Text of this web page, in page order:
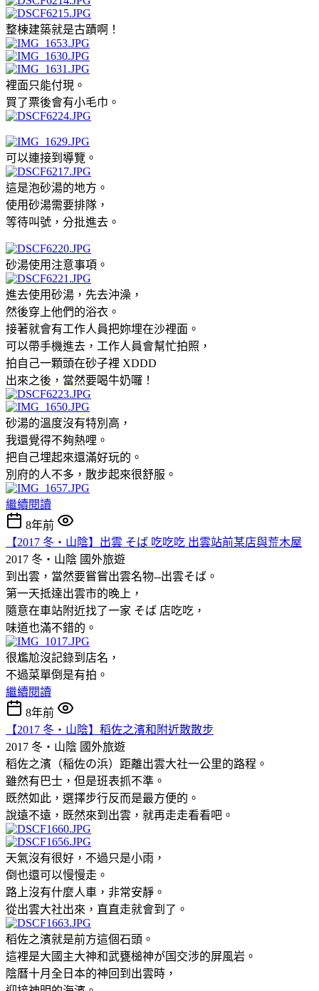
整棟建築就是古蹟啊！
裡面只能付現。
買了票後會有小毛巾。
可以連接到導覽。
這是泡砂湯的地方。
使用砂湯需要排隊，
等待叫號，分批進去。
砂湯使用注意事項。
進去使用砂湯，先去沖澡，
然後穿上他們的浴衣。
接著就會有工作人員把妳埋在沙裡面。
可以帶手機進去，工作人員會幫忙拍照，
拍自己一顆頭在砂子裡 XDDD
出來之後，當然要喝牛奶囉！
砂湯的溫度沒有特別高，
我還覺得不夠熱哩。
把自己埋起來還滿好玩的。
別府的人不多，散步起來很舒服。
繼續閱讀
8年前
【2017 冬‧山陰】出雲 そば 吃吃吃 出雲站前某店與荒木屋
2017 冬‧山陰 國外旅遊
到出雲，當然要嘗嘗出雲名物--出雲そば。
第一天抵達出雲市的晚上，
隨意在車站附近找了一家 そば 店吃吃，
味道也滿不錯的。
很尷尬沒記錄到店名，
不過菜單倒是有拍。
繼續閱讀
8年前
【2017 冬‧山陰】稻佐之濱和附近散散步
2017 冬‧山陰 國外旅遊
稻佐之濱（稲佐の浜）距離出雲大社一公里的路程。
雖然有巴士，但是班表抓不準。
既然如此，選擇步行反而是最方便的。
說遠不遠，既然來到出雲，就再走走看看吧。
天氣沒有很好，不過只是小雨，
倒也還可以慢慢走。
路上沒有什麼人車，非常安靜。
從出雲大社出來，直直走就會到了。
稻佐之濱就是前方這個石頭。
這裡是大國主大神和武甕槌神が国交涉的屏風岩。
陰曆十月全日本的神回到出雲時，